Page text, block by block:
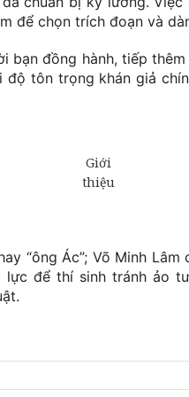
để chọn trích đoạn và
bạn đồng hành, tiếp
độ tôn trọng khán giả
“ông Ác”; Võ Minh
lực để thí sinh tránh ảo